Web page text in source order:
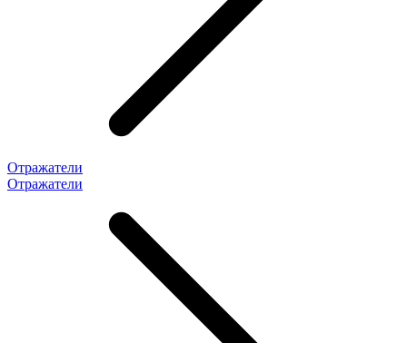
Отражатели
Отражатели